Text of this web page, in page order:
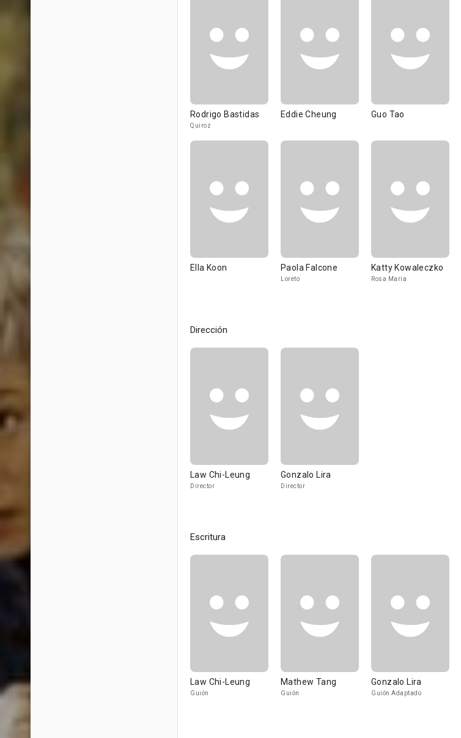
Rodrigo Bastidas
Quiroz
Eddie Cheung Guo Tao
Ella Koon Paola Falcone
Loreto
Katty Kowaleczko
Rosa Maria
Dirección
Law Chi-Leung
Director
Gonzalo Lira
Director
Escritura
Law Chi-Leung
Guión
Mathew Tang
Guión
Gonzalo Lira
Guión Adaptado